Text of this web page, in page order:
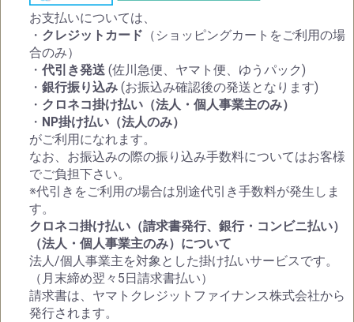
お支払いについては、
・ クレジットカード （ショッピングカートをご利用の場
合のみ）
・代引き発送 (佐川急便、ヤマト便、ゆうパック)
・銀行振り込み (お振込み確認後の発送となります)
・ クロネコ掛け払い（法人・個人事業主のみ）
・ NP掛け払い（法人のみ）
がご利用になれます。
なお、お振込みの際の振り込み手数料についてはお客様
でご負担下さい。
※代引きをご利用の場合は別途代引き手数料が発生しま
す。
クロネコ掛け払い（請求書発行、銀行・コンビニ払い）
（法人・個人事業主のみ）について
法人/個人事業主を対象とした掛け払いサービスです。
（月末締め翌々5日請求書払い）
請求書は、ヤマトクレジットファイナンス株式会社から
発行されます。